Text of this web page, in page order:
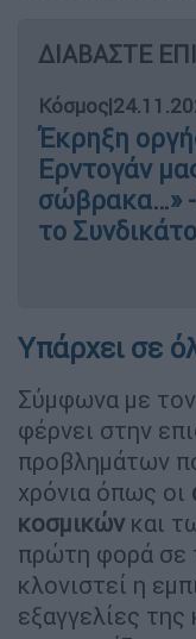
ΔΙΑΒΑΣΤΕ
Κόσμος|
Έκρηξη
Ερντογάν
σώβρακα…» -
το
Υπάρχει σε
Σύμφωνα με
φέρνει στην
προβλημάτων
χρόνια όπως οι
κοσμικών και
πρώτη φορά σε
κλονιστεί η
εξαγγελίες